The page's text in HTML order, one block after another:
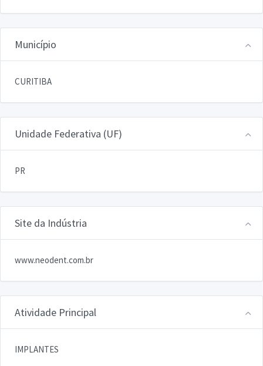
Município
CURITIBA
Unidade Federativa (UF)
PR
Site da Indústria
www.neodent.com.br
Atividade Principal
IMPLANTES